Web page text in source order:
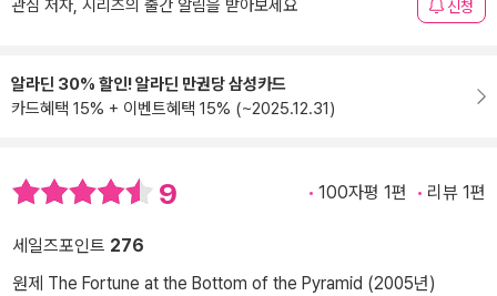
관심 저자, 시리즈의 출간 알림을 받아보세요 신청
알라딘 30% 할인! 알라딘 만권당 삼성카드
카드혜택 15% + 이벤트혜택 15% (~2025.12.31)
9 100자평 1편 리뷰 1편
세일즈포인트 276
원제 The Fortune at the Bottom of the Pyramid (2005년)